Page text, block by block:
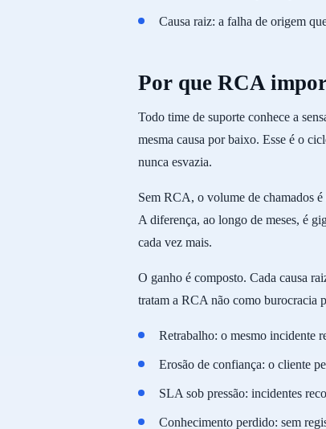
Causa raiz: a falha de origem
Por que RCA
Todo time de suporte conhece a
mesma causa por baixo. Esse é o
nunca esvazia.
Sem RCA, o volume de chamados
A diferença, ao longo de meses, é
cada vez mais.
O ganho é composto. Cada causa
tratam a RCA não como burocracia
Retrabalho: o mesmo incidente
Erosão de confiança: o cliente
SLA sob pressão: incidentes
Conhecimento perdido: sem